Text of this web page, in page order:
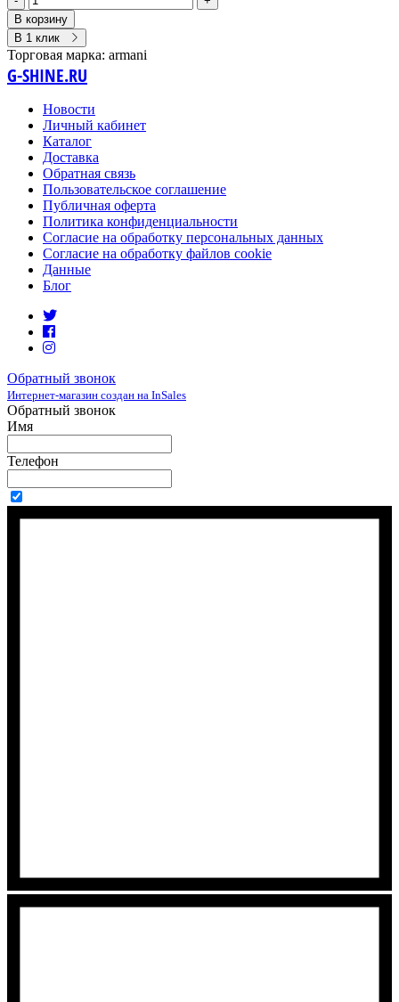
В корзину
В 1 клик
Торговая марка: armani
G-SHINE.RU
Новости
Личный кабинет
Каталог
Доставка
Обратная связь
Пользовательское соглашение
Публичная оферта
Политика конфиденциальности
Согласие на обработку персональных данных
Согласие на обработку файлов cookie
Данные
Блог
Обратный звонок
Интернет-магазин создан на InSales
Обратный звонок
Имя
Телефон